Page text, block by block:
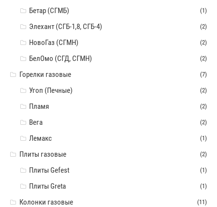
Бетар (СГМБ) (1)
Элехант (СГБ-1,8, СГБ-4) (2)
НовоГаз (СГМН) (2)
БелОмо (СГД, СГМН) (2)
Горелки газовые (7)
Угоп (Печные) (2)
Пламя (2)
Вега (2)
Лемакс (1)
Плиты газовые (2)
Плиты Gefest (1)
Плиты Greta (1)
Колонки газовые (11)